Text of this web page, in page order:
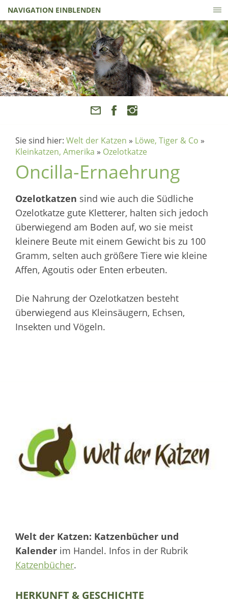
NAVIGATION EINBLENDEN
Sie sind hier: Welt der Katzen » Löwe, Tiger & Co »
Kleinkatzen, Amerika » Ozelotkatze
Oncilla-Ernaehrung
Ozelotkatzen sind wie auch die Südliche
Ozelotkatze gute Kletterer, halten sich jedoch
überwiegend am Boden auf, wo sie meist
kleinere Beute mit einem Gewicht bis zu 100
Gramm, selten auch größere Tiere wie kleine
Affen, Agoutis oder Enten erbeuten.
Die Nahrung der Ozelotkatzen besteht
überwiegend aus Kleinsäugern, Echsen,
Insekten und Vögeln.
Welt der Katzen: Katzenbücher und
Kalender im Handel. Infos in der Rubrik
Katzenbücher.
HERKUNFT & GESCHICHTE